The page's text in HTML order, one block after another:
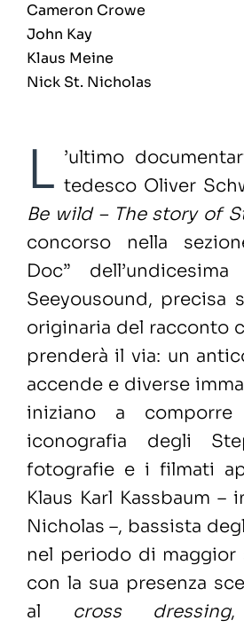
Cameron Crowe
John Kay
Klaus Meine
Nick St. Nicholas
L ’ultimo
tedesco Oliver
Be wild – The story of
concorso nella
Doc”
Seeyousound, precisa
originaria del racconto
prenderà il via: un
accende e diverse
iniziano a
iconografia degli
fotografie e i filmati
Klaus Karl Kassbaum –
Nicholas –, bassista
nel periodo di maggior
con la sua presenza
al cross dressing,